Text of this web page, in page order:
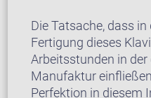
Die Tatsache, dass
Fertigung dieses
Arbeitsstunden in
Manufaktur
Perfektion in diesem